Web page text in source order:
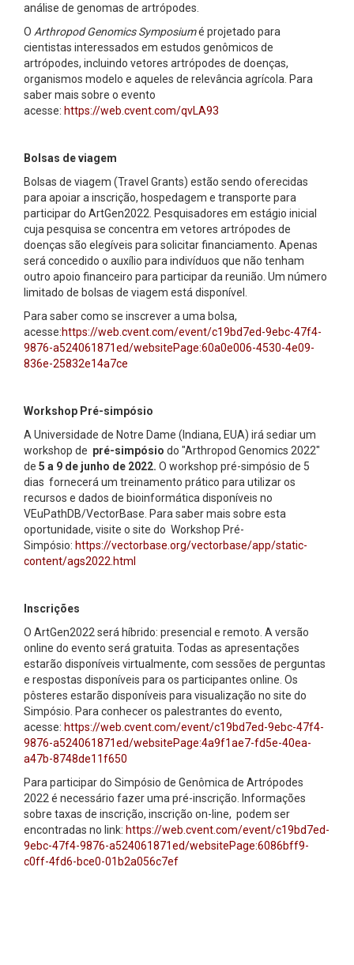
análise de genomas de artrópodes.
O Arthropod Genomics Symposiumé projetado para
cientistas interessados em estudos genômicos de
artrópodes, incluindo vetores artrópodes de doenças,
organismos modelo e aqueles de relevância agrícola. Para
saber mais sobre o evento
acesse: https://web.cvent.com/qvLA93
Bolsas de viagem
Bolsas de viagem (Travel Grants) estão sendo oferecidas
para apoiar a inscrição, hospedagem e transporte para
participar do ArtGen2022. Pesquisadores em estágio inicial
cuja pesquisa se concentra em vetores artrópodes de
doenças são elegíveis para solicitar financiamento. Apenas
será concedido o auxílio para indivíduos que não tenham
outro apoio financeiro para participar da reunião. Um número
limitado de bolsas de viagem está disponível.
Para saber como se inscrever a uma bolsa,
acesse:https://web.cvent.com/event/c19bd7ed-9ebc-47f4-
9876-a524061871ed/websitePage:60a0e006-4530-4e09-
836e-25832e14a7ce
Workshop Pré-simpósio
A Universidade de Notre Dame (Indiana, EUA) irá sediar um
workshop de pré-simpósio do "Arthropod Genomics 2022"
de 5 a 9 de junho de 2022. O workshop pré-simpósio de 5
dias fornecerá um treinamento prático para utilizar os
recursos e dados de bioinformática disponíveis no
VEuPathDB/VectorBase. Para saber mais sobre esta
oportunidade, visite o site do Workshop Pré-
Simpósio: https://vectorbase.org/vectorbase/app/static-
content/ags2022.html
Inscrições
O ArtGen2022 será híbrido: presencial e remoto. A versão
online do evento será gratuita. Todas as apresentações
estarão disponíveis virtualmente, com sessões de perguntas
e respostas disponíveis para os participantes online. Os
pôsteres estarão disponíveis para visualização no site do
Simpósio. Para conhecer os palestrantes do evento,
acesse: https://web.cvent.com/event/c19bd7ed-9ebc-47f4-
9876-a524061871ed/websitePage:4a9f1ae7-fd5e-40ea-
a47b-8748de11f650
Para participar do Simpósio de Genômica de Artrópodes
2022 é necessário fazer uma pré-inscrição. Informações
sobre taxas de inscrição, inscrição on-line, podem ser
encontradas no link: https://web.cvent.com/event/c19bd7ed-
9ebc-47f4-9876-a524061871ed/websitePage:6086bff9-
c0ff-4fd6-bce0-01b2a056c7ef